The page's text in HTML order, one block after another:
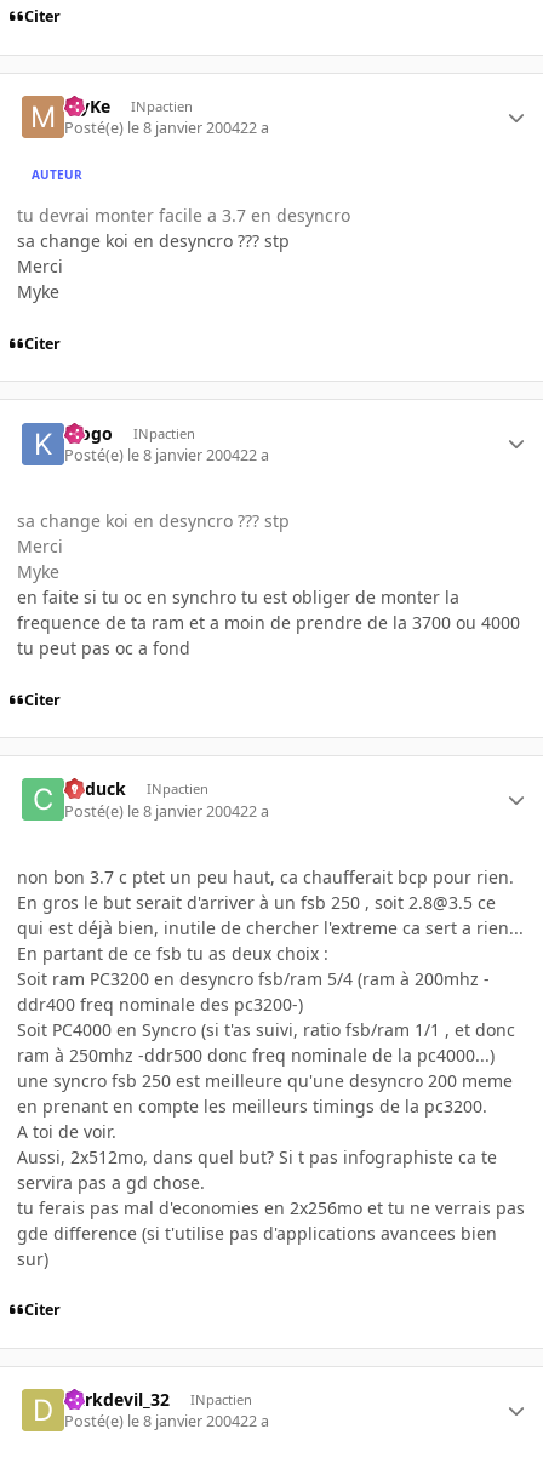
Citer
MyKe INpactien
Posté(e) le 8 janvier 200422 a
AUTEUR
tu devrai monter facile a 3.7 en desyncro
sa change koi en desyncro ??? stp
Merci
Myke
Citer
klogo INpactien
Posté(e) le 8 janvier 200422 a
sa change koi en desyncro ??? stp
Merci
Myke
en faite si tu oc en synchro tu est obliger de monter la
frequence de ta ram et a moin de prendre de la 3700 ou 4000
tu peut pas oc a fond
Citer
Cyduck INpactien
Posté(e) le 8 janvier 200422 a
non bon 3.7 c ptet un peu haut, ca chaufferait bcp pour rien.
En gros le but serait d'arriver à un fsb 250 , soit 2.8@3.5 ce
qui est déjà bien, inutile de chercher l'extreme ca sert a rien...
En partant de ce fsb tu as deux choix :
Soit ram PC3200 en desyncro fsb/ram 5/4 (ram à 200mhz -
ddr400 freq nominale des pc3200-)
Soit PC4000 en Syncro (si t'as suivi, ratio fsb/ram 1/1 , et donc
ram à 250mhz -ddr500 donc freq nominale de la pc4000...)
une syncro fsb 250 est meilleure qu'une desyncro 200 meme
en prenant en compte les meilleurs timings de la pc3200.
A toi de voir.
Aussi, 2x512mo, dans quel but? Si t pas infographiste ca te
servira pas a gd chose.
tu ferais pas mal d'economies en 2x256mo et tu ne verrais pas
gde difference (si t'utilise pas d'applications avancees bien
sur)
Citer
darkdevil_32 INpactien
Posté(e) le 8 janvier 200422 a